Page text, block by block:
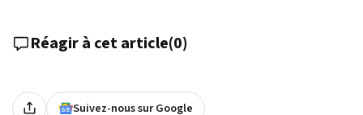
Réagir à cet article(0)
Suivez-nous sur Google